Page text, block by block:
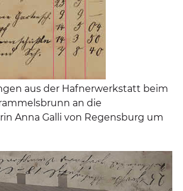
aus der Hafnerwerkstatt beim
an die
Anna Galli von Regensburg um